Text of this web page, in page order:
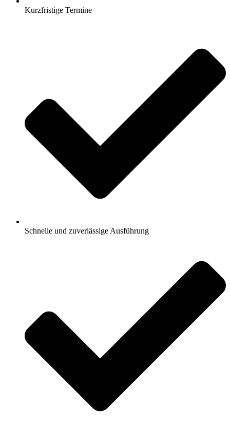
Kurzfristige Termine
Schnelle und zuverlässige Ausführung